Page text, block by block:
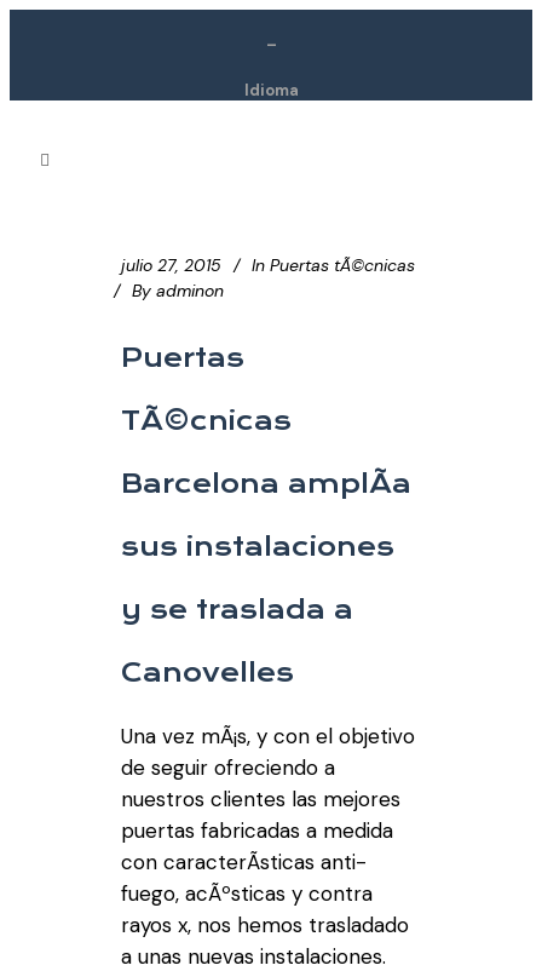
–
Idioma
julio 27, 2015 In Puertas tÃ©cnicas
By adminon
Puertas
TÃ©cnicas
Barcelona amplÃ­a
sus instalaciones
y se traslada a
Canovelles
Una vez mÃ¡s, y con el objetivo
de seguir ofreciendo a
nuestros clientes las mejores
puertas fabricadas a medida
con caracterÃ­sticas anti-
fuego, acÃºsticas y contra
rayos x, nos hemos trasladado
a unas nuevas instalaciones.